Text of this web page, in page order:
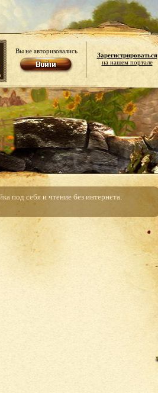
Вы не авторизовались
Зарегистрироваться
на нашем портале
под себя и чтение без интернета.